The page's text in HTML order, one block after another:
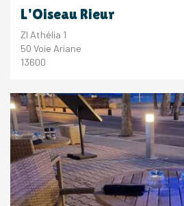
L'Oiseau Rieur
ZI Athélia 1
50 Voie Ariane
13600